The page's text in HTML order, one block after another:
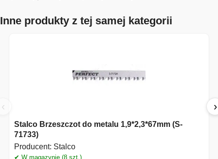
Inne produkty z tej samej kategorii
‹
Stalco Brzeszczot do metalu 1,9*2,3*67mm (S-
71733)
Producent: Stalco
✔ W magazynie (8 szt.)
›